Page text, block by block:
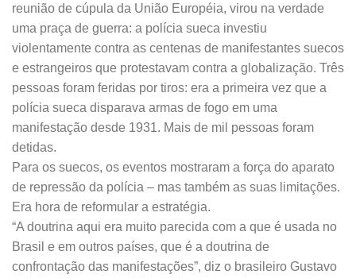
reunião de cúpula da União Européia, virou na verdade
uma praça de guerra: a polícia sueca investiu
violentamente contra as centenas de manifestantes suecos
e estrangeiros que protestavam contra a globalização. Três
pessoas foram feridas por tiros: era a primeira vez que a
polícia sueca disparava armas de fogo em uma
manifestação desde 1931. Mais de mil pessoas foram
detidas.
Para os suecos, os eventos mostraram a força do aparato
de repressão da polícia – mas também as suas limitações.
Era hora de reformular a estratégia.
“A doutrina aqui era muito parecida com a que é usada no
Brasil e em outros países, que é a doutrina de
confrontação das manifestações”, diz o brasileiro Gustavo